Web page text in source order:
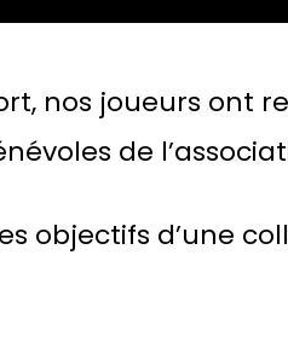
nos joueurs ont
de
objectifs d’une